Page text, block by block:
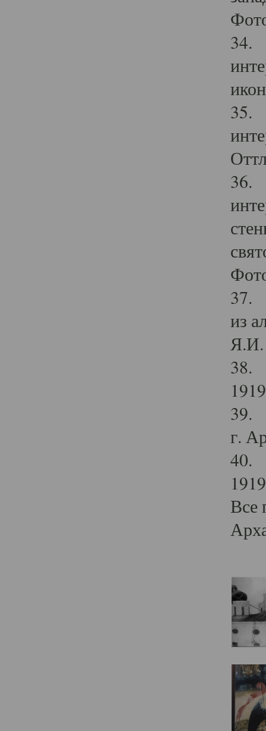
34.
35.
36.
37.
из
Я.И.
38.
39.
г.
40.
Все